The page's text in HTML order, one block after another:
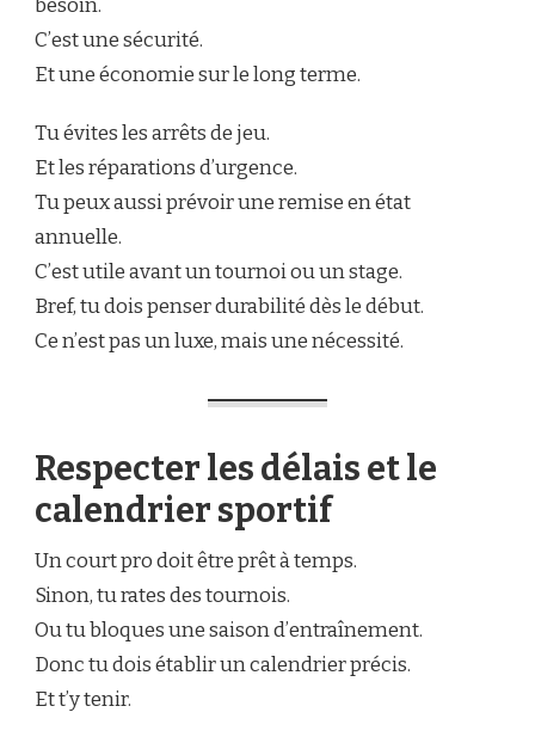
C’est une sécurité.
Et une économie sur le long terme.
Tu évites les arrêts de jeu.
Et les réparations d’urgence.
Tu peux aussi prévoir une remise en état
annuelle.
C’est utile avant un tournoi ou un stage.
Bref, tu dois penser durabilité dès le début.
Ce n’est pas un luxe, mais une nécessité.
Respecter les délais et le
calendrier sportif
Un court pro doit être prêt à temps.
Sinon, tu rates des tournois.
Ou tu bloques une saison d’entraînement.
Donc tu dois établir un calendrier précis.
Et t’y tenir.